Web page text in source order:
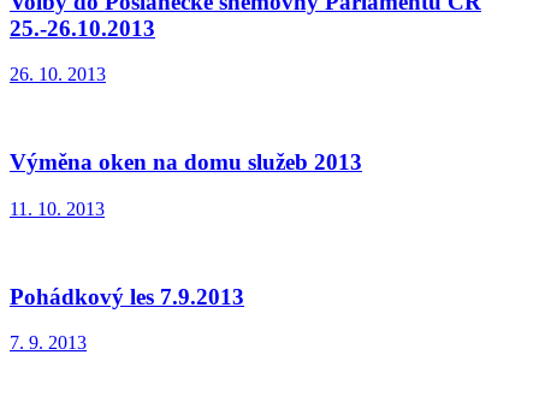
25.-26.10.2013
26. 10. 2013
Výměna oken na domu služeb 2013
11. 10. 2013
Pohádkový les 7.9.2013
7. 9. 2013